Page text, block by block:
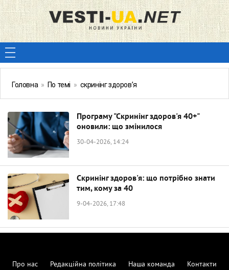
Головна » По темі » скринінг здоров’я
Програму "Скринінг здоров'я 40+"
оновили: що змінилося
30-04-2026, 14:24
Скринінг здоров'я: що потрібно знати
тим, кому за 40
9-04-2026, 17:48
Про нас Редакційна політика Наша команда
Контакти